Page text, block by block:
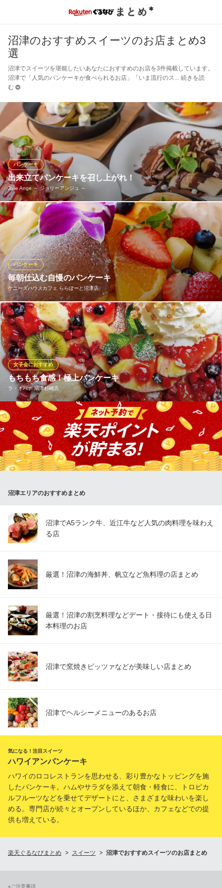
沼津のおすすめスイーツのお店まとめ3
選
沼津でスイーツを堪能したいあなたにおすすめのお店を3件掲載しています。
沼津で「人気のパンケーキが食べられるお店」「いま流行のス
続きを読
む
出来立てパンケーキを召し上がれ！
Jolie Ange ～ ジョリーアンジュ ～
パンケーキ
当店では、出来立てふわふわのパンケーキを召し上がっていただ
く為、お客様の注文をお受けしてからパンケーキを焼き始めま
す。提供まで多少お時間をいただいておりますが、ふわふわのパ
ンケーキを当店自慢のハニーバターとメイプルシロップでお楽し
みください。
Jolie Ange ～ ジョリーアンジュ ～
カフェ＆スイーツ
ＪＲ沼津駅北口 徒歩2分
静岡県沼津市高島町5-13 1F
毎朝仕込む自慢のパンケーキ
ケニーズハウスカフェ ららぽーと沼津店
パンケーキ
毎朝丁寧に仕込む自慢のパンケーキ。 ここでしか味わうことので
きない自慢の味にはリピーター様も☆ ランチタイムは食べ放題プ
ランも！
ケニーズハウスカフェ ららぽーと沼津店
リゾート風カフェ
ＪＲ東海道本線片浜駅 徒歩29分
静岡県沼津市東椎路字東荒301-3 ららぽーと沼津1F
もちもち食感！極上パンケーキ
ラ・オハナ 沼津杉崎店
女子会におすすめ
女子会の締めくくりには、見た目も可愛いハワイアンスイーツが
欠かせません。フルーツたっぷりのパンケーキや、カラフルなシ
ェイブアイスは、テーブルに運ばれた瞬間に撮影タイムが始まる
ほどの可愛さ！シェアして色々な味を楽しむのもおすすめ。「別
腹」を満たす至福のデザートタイムをお約束します。
ハワイアンカフェ
静岡県沼津市杉崎町11-33
沼津エリアのおすすめまとめ
沼津でA5ランク牛、近江牛など人気の肉料理を味わえ
る店
厳選！沼津の海鮮丼、帆立など魚料理の店まとめ
厳選！沼津の割烹料理などデート・接待にも使える日
本料理のお店
沼津で窯焼きピッツァなどが美味しい店まとめ
沼津でヘルシーメニューのあるお店
気になる！注目スイーツ
ハワイアンパンケーキ
ハワイのロコレストランを思わせる、彩り豊かなトッピングを施
したパンケーキ。ハムやサラダを添えて朝食・軽食に、トロピカ
ルフルーツなどを乗せてデザートにと、さまざまな味わいを楽し
める。専門店が続々とオープンしているほか、カフェなどでの提
供も増えている。
楽天ぐるなびまとめ スイーツ 沼津でおすすめスイーツのお店まとめ
※ご注意事項